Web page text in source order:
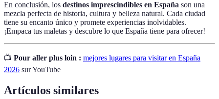
En conclusión, los destinos imprescindibles en España son una
mezcla perfecta de historia, cultura y belleza natural. Cada ciudad
tiene su encanto único y promete experiencias inolvidables.
¡Empaca tus maletas y descubre lo que España tiene para ofrecer!
📺 Pour aller plus loin : mejores lugares para visitar en España
2026 sur YouTube
Artículos similares